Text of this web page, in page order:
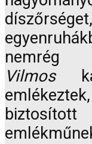
Vilmos